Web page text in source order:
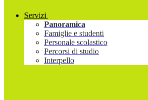
Servizi
Panoramica
Famiglie e studenti
Personale scolastico
Percorsi di studio
Interpello